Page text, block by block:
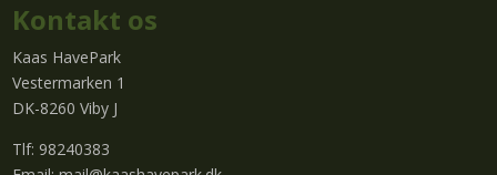
Kontakt os
Kaas HavePark
Vestermarken 1
DK-8260 Viby J
Tlf: 98240383